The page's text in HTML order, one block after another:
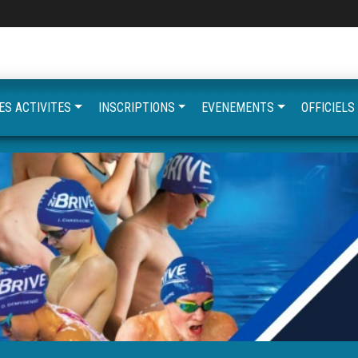
ACTIVITES INSCRIPTIONS EVENEMENTS OFFICIELS